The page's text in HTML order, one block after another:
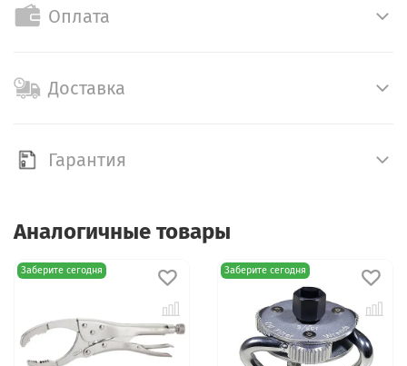
Оплата
Доставка
Гарантия
Аналогичные товары
Заберите сегодня Заберите сегодня